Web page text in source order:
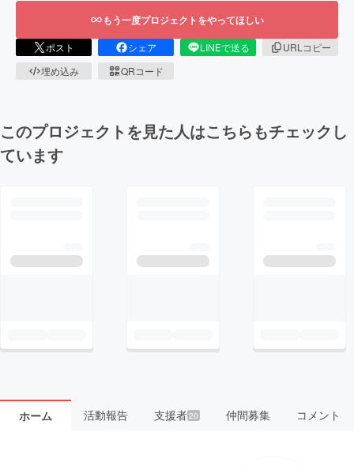
もう一度プロジェクトをやってほしい
ポスト シェア LINEで送る
URLコピー
埋め込み
QRコード
このプロジェクトを見た人はこちらもチェックし
ています
ホーム 活動報告 支援者 20 仲間募集 コメント